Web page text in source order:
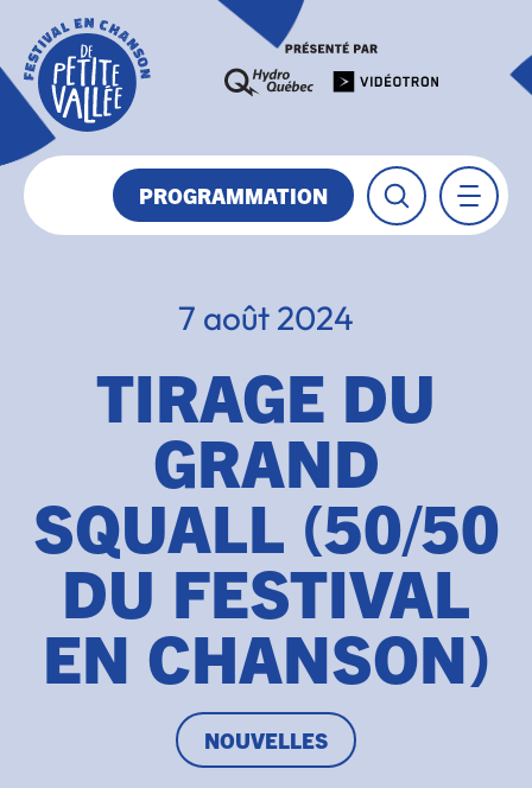
PROGRAMMATION
7 août 2024
TIRAGE DU
GRAND
SQUALL (50/50
DU FESTIVAL
EN CHANSON)
NOUVELLES